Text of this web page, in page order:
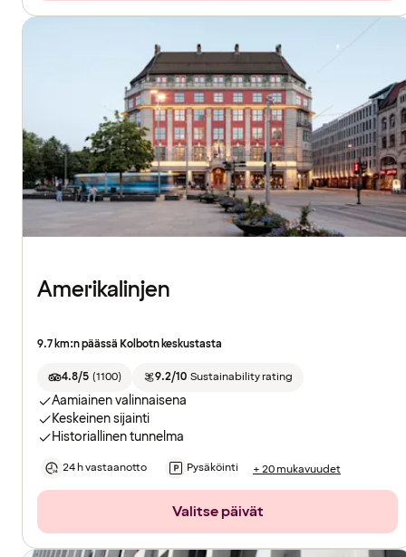
Amerikalinjen
9.7 km:n päässä Kolbotn keskustasta
4.8/5 (1100) 9.2/10 Sustainability rating
Aamiainen valinnaisena
Keskeinen sijainti
Historiallinen tunnelma
24 h vastaanotto Pysäköinti + 20 mukavuudet
Valitse päivät